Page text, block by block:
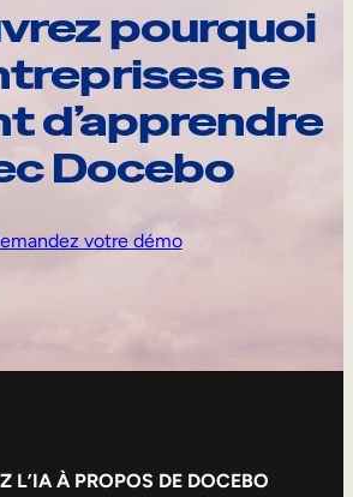
pourquoi
ne
d’apprendre
Docebo
votre démo
L’IA À PROPOS DE DOCEBO